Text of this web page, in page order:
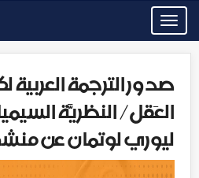
Toggle
navigation
صدور الترجمة
العَقل/ النظريَّة
ليوري لوتمان عن